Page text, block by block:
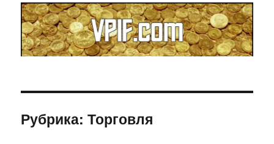
Рубрика:Торговля